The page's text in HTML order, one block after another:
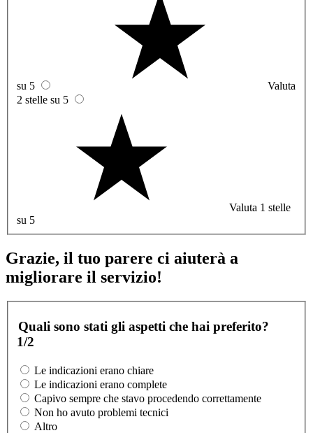
su 5
Valuta
2 stelle su 5
Valuta 1 stelle
su 5
Grazie, il tuo parere ci aiuterà a
migliorare il servizio!
Quali sono stati gli aspetti che hai preferito?
1/2
Le indicazioni erano chiare
Le indicazioni erano complete
Capivo sempre che stavo procedendo correttamente
Non ho avuto problemi tecnici
Altro